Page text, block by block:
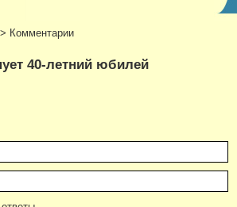
> Комментарии
40-летний юбилей